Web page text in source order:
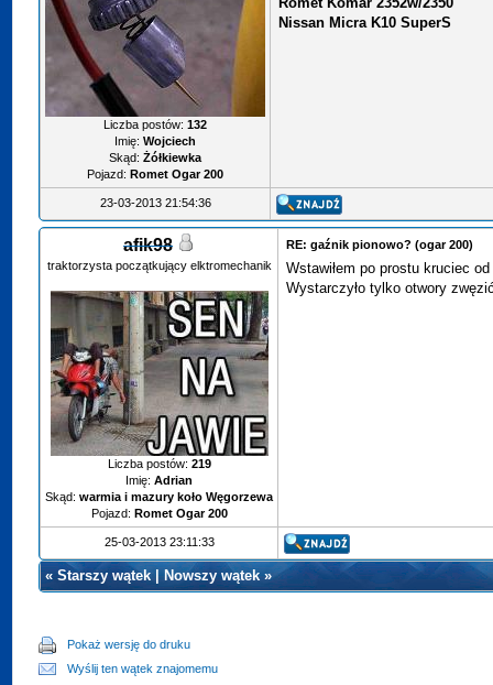
Liczba postów:132
Imię: Wojciech
Skąd: Żółkiewka
Pojazd: Romet Ogar 200
Nissan Micra K10 SuperS
23-03-2013 21:54:36
afik98
traktorzysta początkujący elktromechanik
Liczba postów: 219
Imię: Adrian
Skąd: warmia i mazury koło Węgorzewa
Pojazd: Romet Ogar 200
RE: gaźnik pionowo? (ogar 200)
Wstawiłem po prostu kruciec
Wystarczyło tylko otwory
25-03-2013 23:11:33
«Starszy wątek Nowszy wątek»
Pokaż wersję do druku
Wyślij ten wątek znajomemu